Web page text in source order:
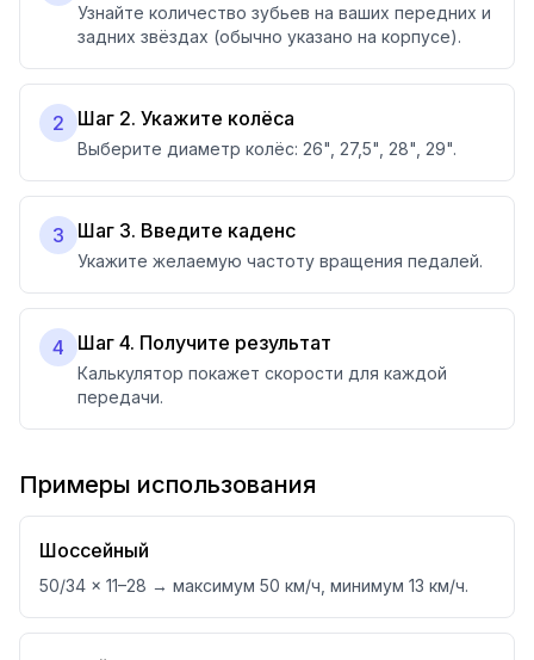
Узнайте количество зубьев на ваших передних и
задних звёздах (обычно указано на корпусе).
2 Шаг 2. Укажите колёса
Выберите диаметр колёс: 26", 27,5", 28", 29".
3 Шаг 3. Введите каденс
Укажите желаемую частоту вращения педалей.
4 Шаг 4. Получите результат
Калькулятор покажет скорости для каждой
передачи.
Примеры использования
Шоссейный
50/34 × 11–28 → максимум 50 км/ч, минимум 13 км/ч.